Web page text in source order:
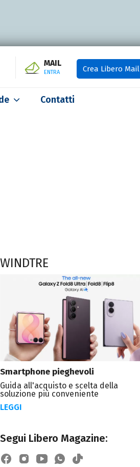
MAIL
ENTRA Crea Libero Mail
Contatti
WINDTRE
Smartphone pieghevoli
Guida all'acquisto e scelta della
soluzione più conveniente
LEGGI
Segui Libero Magazine: